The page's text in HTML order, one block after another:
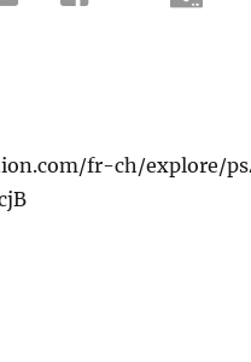
fr-ch/explore/